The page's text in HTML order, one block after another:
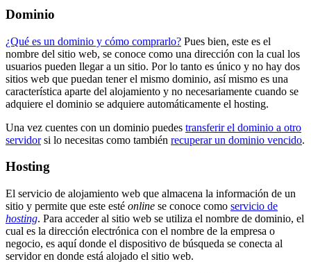
Dominio
¿Qué es un dominio y cómo comprarlo? Pues bien, este es el
nombre del sitio web, se conoce como una dirección con la cual los
usuarios pueden llegar a un sitio. Por lo tanto es único y no hay dos
sitios web que puedan tener el mismo dominio, así mismo es una
característica aparte del alojamiento y no necesariamente cuando se
adquiere el dominio se adquiere automáticamente el hosting.
Una vez cuentes con un dominio puedes transferir el dominio a otro
servidorsi lo necesitas como también recuperar un dominio vencido.
Hosting
El servicio de alojamiento web que almacena la información de un
sitio y permite que este esté online se conoce como servicio de
hosting. Para acceder al sitio web se utiliza el nombre de dominio, el
cual es la dirección electrónica con el nombre de la empresa o
negocio, es aquí donde el dispositivo de búsqueda se conecta al
servidor en donde está alojado el sitio web.